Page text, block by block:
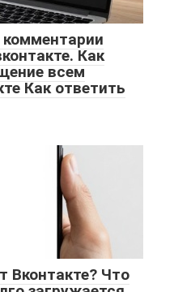
комментарии
Как
всем
Как ответить
Вконтакте? Что